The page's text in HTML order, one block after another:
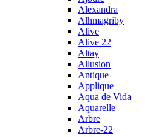
Alexandra
Alhmagriby
Alive
Alive 22
Altay
Allusion
Antique
Applique
Aqua de Vida
Aquarelle
Arbre
Arbre-22